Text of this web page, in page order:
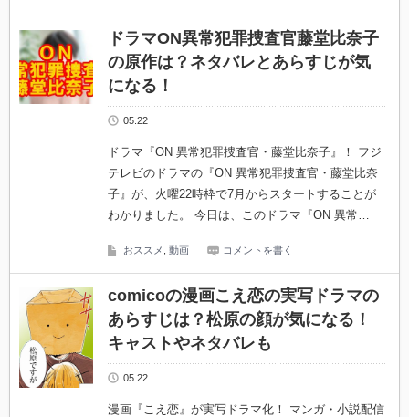
ドラマON異常犯罪捜査官藤堂比奈子
の原作は？ネタバレとあらすじが気
になる！
05.22
ドラマ『ON 異常犯罪捜査官・藤堂比奈子』！ フジ
テレビのドラマの『ON 異常犯罪捜査官・藤堂比奈
子』が、火曜22時枠で7月からスタートすることが
わかりました。 今日は、このドラマ『ON 異常…
おススメ ,動画 コメントを書く
comicoの漫画こえ恋の実写ドラマの
あらすじは？松原の顔が気になる！
キャストやネタバレも
05.22
漫画『こえ恋』が実写ドラマ化！ マンガ・小説配信